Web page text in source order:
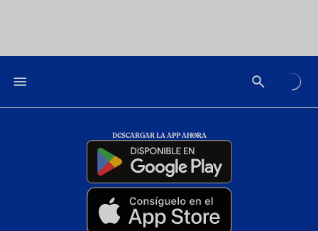
DESCARGAR LA APP AHORA